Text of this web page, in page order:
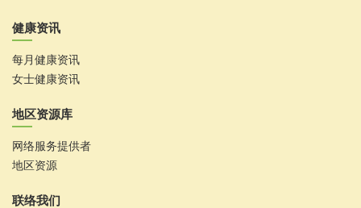
健康资讯
每月健康资讯
女士健康资讯
地区资源库
网络服务提供者
地区资源
联络我们